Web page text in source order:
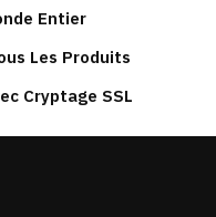
Entier
Les Produits
Cryptage SSL